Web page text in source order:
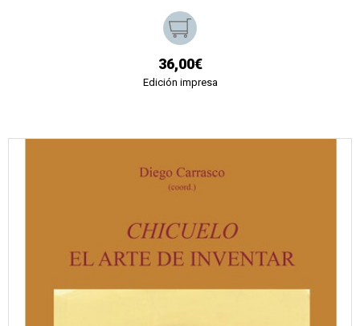
36,00€
Edición impresa